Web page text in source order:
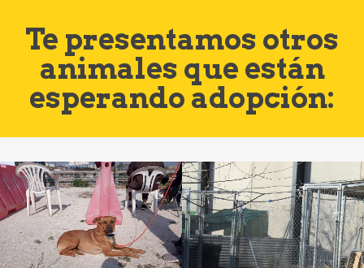
Te presentamos otros
animales que están
esperando adopción: